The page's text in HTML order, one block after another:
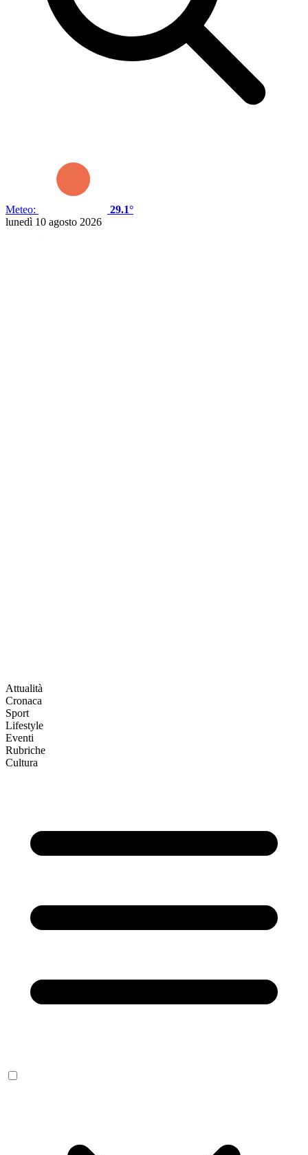
Meteo:
29.1°
lunedì 10 agosto 2026
Attualità
Cronaca
Sport
Lifestyle
Eventi
Rubriche
Cultura